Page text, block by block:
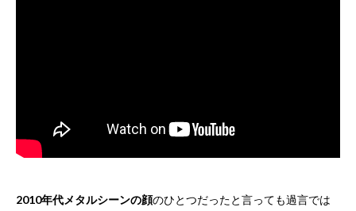
2010年代メタルシーンの顔のひとつだったと言っても過言では